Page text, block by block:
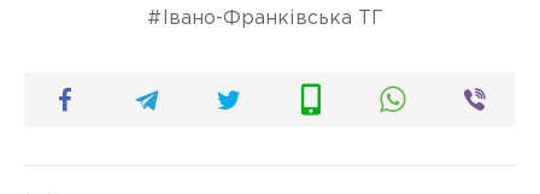
Івано-Франківська ТГ